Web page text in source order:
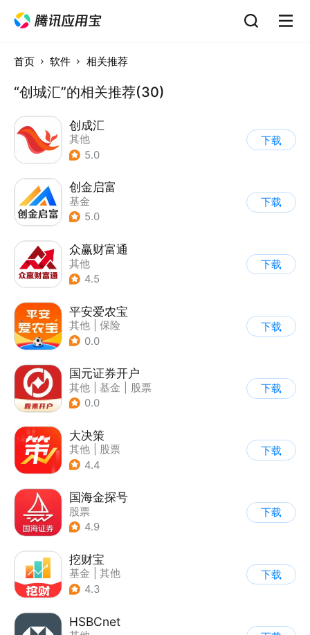
首页 软件 相关推荐
“创城汇”的相关推荐(30)
创成汇
其他
5.0
下载
创金启富
基金
5.0
下载
众赢财富通
其他
4.5
下载
平安爱农宝
其他
保险
0.0
下载
国元证券开户
其他 基金
股票
0.0
下载
大决策
其他
股票
4.4
下载
国海金探号
股票
4.9
下载
挖财宝
基金
其他
4.3
下载
HSBCnet